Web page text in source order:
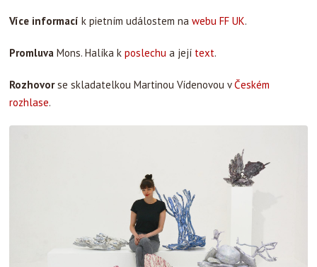
Více informací k pietním událostem na webu FF UK.
Promluva Mons. Halíka k poslechu a její text.
Rozhovorse skladatelkou Martinou Vídenovou vČeském
rozhlase.